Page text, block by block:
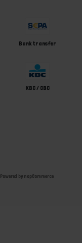
Bank transfer
KBC / CBC
Powered by nopCommerce